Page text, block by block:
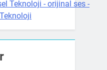
Teknoloji - orijinal ses -